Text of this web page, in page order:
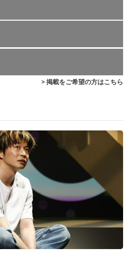
> 掲載をご希望の方はこちら